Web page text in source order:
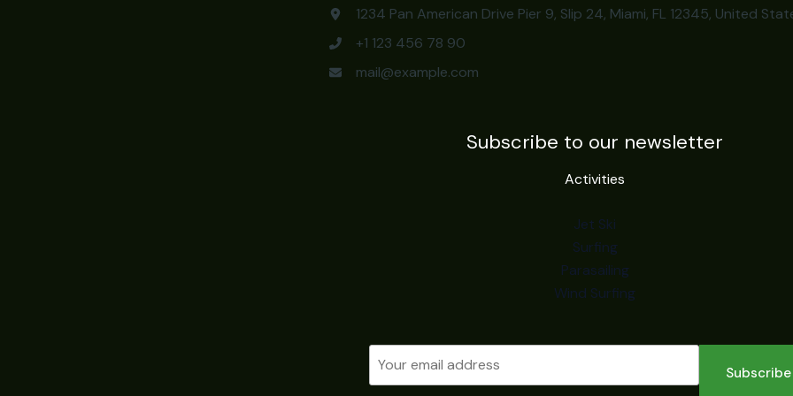
1234 Pan American Drive Pier 9, Slip 24, Miami, FL 12345, United
+1 123 456 78 90
mail@example.com
Subscribe to our newsletter
Activities
Jet Ski
Surfing
Parasailing
Wind Surfing
Subscribe